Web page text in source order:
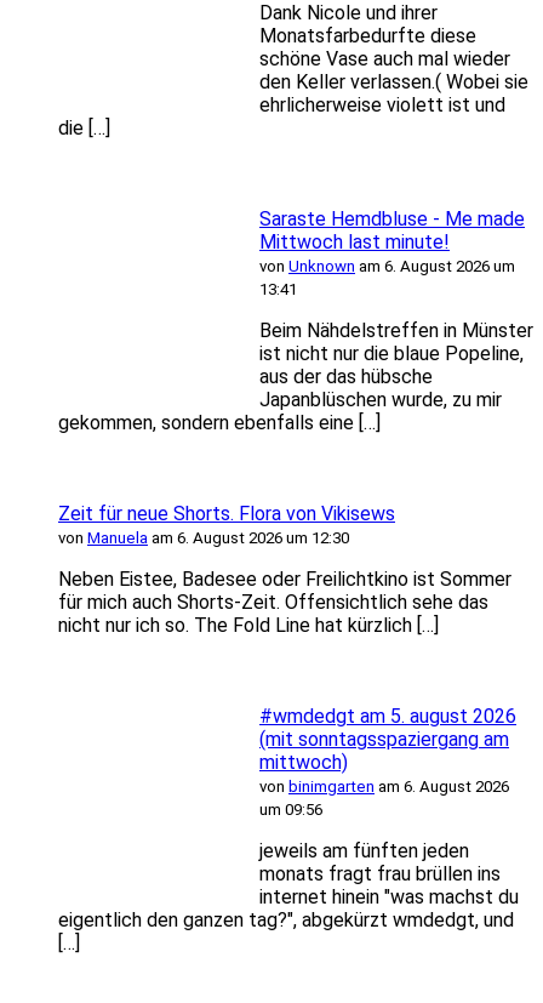
Dank Nicole und ihrer
Monatsfarbedurfte diese
schöne Vase auch mal wieder
den Keller verlassen.( Wobei sie
ehrlicherweise violett ist und
die […]
Saraste Hemdbluse - Me made
Mittwoch last minute!
von Unknown am 6. August 2026 um
13:41
Beim Nähdelstreffen in Münster
ist nicht nur die blaue Popeline,
aus der das hübsche
Japanblüschen wurde, zu mir
gekommen, sondern ebenfalls eine […]
Zeit für neue Shorts. Flora von Vikisews
von Manuela am 6. August 2026 um 12:30
Neben Eistee, Badesee oder Freilichtkino ist Sommer
für mich auch Shorts-Zeit. Offensichtlich sehe das
nicht nur ich so. The Fold Line hat kürzlich […]
#wmdedgt am 5. august 2026
(mit sonntagsspaziergang am
mittwoch)
von binimgarten am 6. August 2026
um 09:56
jeweils am fünften jeden
monats fragt frau brüllen ins
internet hinein "was machst du
eigentlich den ganzen tag?", abgekürzt wmdedgt, und
[…]